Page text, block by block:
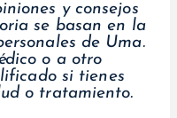
y consejos
se basan en la
de Uma.
o a otro
si tienes
o tratamiento.